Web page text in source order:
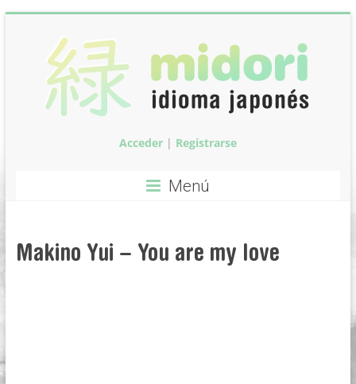
contenido
idioma
japonés
Acceder| Registrarse
Menú
Makino Yui – You are my love